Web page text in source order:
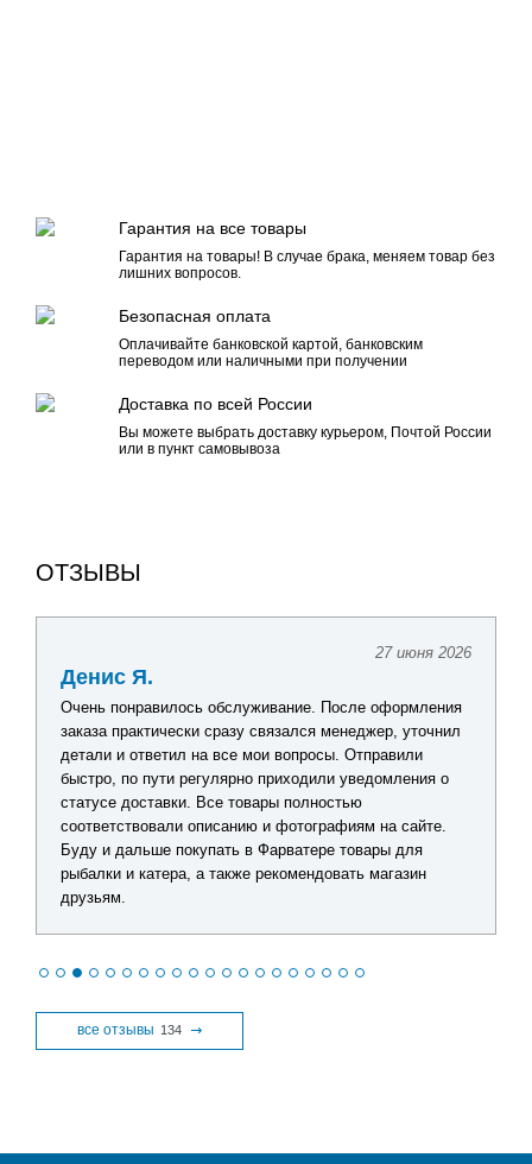
Гарантия на все товары
Гарантия на товары! В случае брака, меняем товар без
лишних вопросов.
Безопасная оплата
Оплачивайте банковской картой, банковским
переводом или наличными при получении
Доставка по всей России
Вы можете выбрать доставку курьером, Почтой России
или в пункт самовывоза
ОТЗЫВЫ
27 июня 2026
Денис Я.
Очень понравилось обслуживание. После оформления
заказа практически сразу связался менеджер, уточнил
детали и ответил на все мои вопросы. Отправили
быстро, по пути регулярно приходили уведомления о
статусе доставки. Все товары полностью
соответствовали описанию и фотографиям на сайте.
Буду и дальше покупать в Фарватере товары для
рыбалки и катера, а также рекомендовать магазин
друзьям.
все отзывы 134